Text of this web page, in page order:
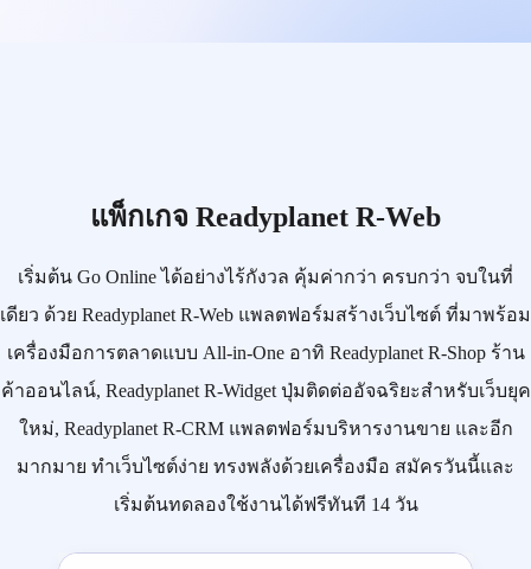
แพ็กเกจ Readyplanet R-Web
เริ่มต้น Go Onlineได้อย่างไร้กังวล คุ้มค่ากว่า ครบกว่า จบในที่
เดียว ด้วย Readyplanet R-Web แพลตฟอร์มสร้างเว็บไซต์ ที่มาพร้อม
เครื่องมือการตลาดแบบ All-in-Oneอาทิ Readyplanet R-Shopร้าน
ค้าออนไลน์, Readyplanet R-Widgetปุ่มติดต่ออัจฉริยะสำหรับเว็บยุค
ใหม่, Readyplanet R-CRMแพลตฟอร์มบริหารงานขาย และอีก
มากมาย ทำเว็บไซต์ง่าย ทรงพลังด้วยเครื่องมือ สมัครวันนี้และ
เริ่มต้นทดลองใช้งานได้ฟรีทันที 14 วัน